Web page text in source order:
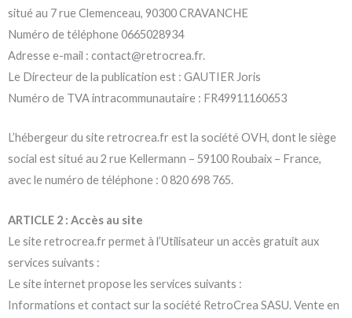
situé au 7 rue Clemenceau, 90300 CRAVANCHE
Numéro de téléphone 0665028934
Adresse e-mail : contact@retrocrea.fr.
Le Directeur de la publication est : GAUTIER Joris
Numéro de TVA intracommunautaire : FR49911160653
L’hébergeur du site retrocrea.fr est la société OVH, dont le siège
social est situé au 2 rue Kellermann – 59100 Roubaix – France,
avec le numéro de téléphone : 0 820 698 765.
ARTICLE 2 : Accès au site
Le site retrocrea.fr permet à l’Utilisateur un accès gratuit aux
services suivants :
Le site internet propose les services suivants :
Informations et contact sur la société RetroCrea SASU. Vente en